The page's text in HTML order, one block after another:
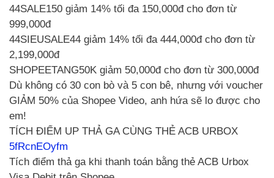
44SALE150 giảm 14% tối đa 150,000đ cho đơn từ
999,000đ
44SIEUSALE44 giảm 14% tối đa 444,000đ cho đơn từ
2,199,000đ
SHOPEETANG50K giảm 50,000đ cho đơn từ 300,000đ
Dù không có 30 con bò và 5 con bê, nhưng với voucher
GIẢM 50% của Shopee Video, anh hứa sẽ lo được cho
em!
TÍCH ĐIỂM UP THẢ GA CÙNG THẺ ACB URBOX
5fRcnEOyfm
Tích điểm thả ga khi thanh toán bằng thẻ ACB Urbox